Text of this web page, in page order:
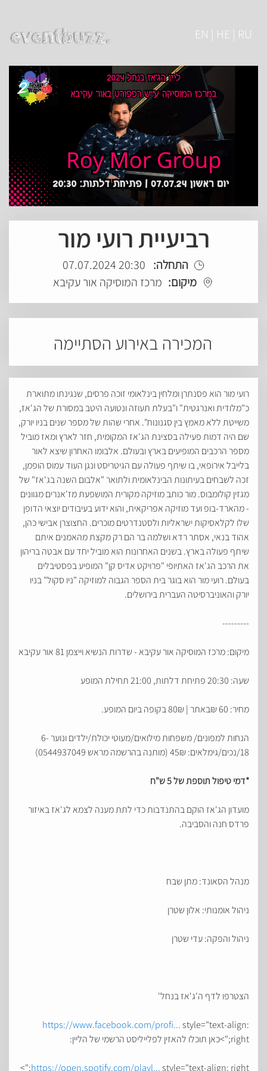
EN | HE | RU
רביעיית רועי מור
התחלה: 20:30 07.07.2024
מיקום: מרכז המוסיקה אור עקיבא
המכירה באירוע הסתיימה
רועי מור הוא פסנתרן ומלחין בינלאומי זוכה פרסים, שנגינתו מתוארת
כ"מלודית ואנרגטית" ו"בעלת תעוזה ונטועה היטב במסורת של הג'אז,
משייטת ללא מאמץ בין סגנונות". אחרי שהות של מספר שנים בניו יורק,
שם היה דמות פעילה בסצינת הג'אז המקומית, חזר לארץ ומאז מוביל
מספר הרכבים המופיעים בארץ ובעולם. אלבומו האחרון שיצא לאור
בלייבל אירופאי, בו שיתף פעולה עם הגיטריסט ונגן העוד עמוס הופמן,
זכה לשבחים בעיתונות הבינלאומית ולתואר "אלבום השנה בג'אז" של
מגזין קולומבוס. מור כותב מוזיקה מקורית המושפעת מז'אנרים מגוונים
- מהארד-בופ ועד מוזיקה אפריקאית, והוא ידוע בעיבודים יוצאי הדופן
שלו לקלאסיקות ישראליות ולסטנדרטים מוכרים. החצוצרן אבישי כהן,
אהוד בנאי, אסתר רדא ושלמה בר הם רק מקצת מהאמנים איתם
שיתף פעולה בארץ. בשנים האחרונות הוא מוביל יחד עם אבטה בריהון
את הרכב הג'אז האתיופי "פרויקט אדיס קן" המופיע בפסטיבלים
בעולם. רועי מור הוא בוגר בית הספר הגבוה למוזיקה "ניו סקול" בניו
יורק והאוניברסיטה העברית בירושלים.
---------
מיקום: מרכז המוסיקה אור עקיבא - שדרות הנשיא וייצמן 81 אור עקיבא
שעה: 20:30 פתיחת דלתות, 21:00 תחילת המופע
מחיר: 60 ₪באתר | 80₪ בקופה ביום המופע.
הנחות למפונים/ משפחות מילואים/מעוטי יכולת/ילדים ונוער 6-
18/נכים/גימלאים: 45₪ (מותנה בהרשמה מראש 0544937049)
*דמי טיפול תוספת של 5 ש"ח
מועדון הג'אז הוקם בהתנדבות כדי לתת מענה לצמא לג'אז באיזור
פרדס חנה והסביבה.
מנהל הסאונד: מתן שבח
ניהול אומנותי: אלון שטרן
ניהול והפקה: עדי שטרן
הצטרפו לדף ה'ג'אז בנחל'
https://www.facebook.com/profi...style="text-align:
right;">כאן תוכלו להאזין לפלייליסט הרשמי של הליין:
https://open.spotify.com/playl...style="text-align: right;">